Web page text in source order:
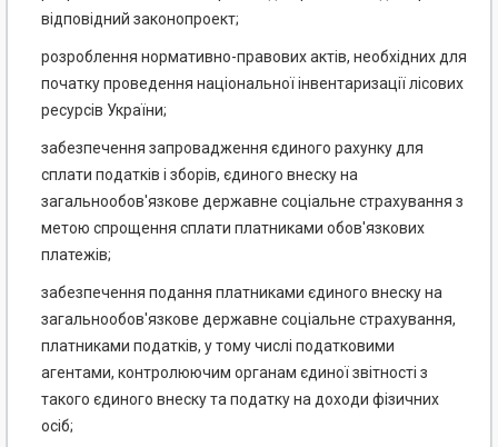
відповідний законопроект;
розроблення нормативно-правових актів, необхідних для
початку проведення національної інвентаризації лісових
ресурсів України;
забезпечення запровадження єдиного рахунку для
сплати податків і зборів, єдиного внеску на
загальнообов'язкове державне соціальне страхування з
метою спрощення сплати платниками обов'язкових
платежів;
забезпечення подання платниками єдиного внеску на
загальнообов'язкове державне соціальне страхування,
платниками податків, у тому числі податковими
агентами, контролюючим органам єдиної звітності з
такого єдиного внеску та податку на доходи фізичних
осіб;